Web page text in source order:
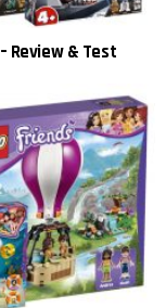
Review & Test